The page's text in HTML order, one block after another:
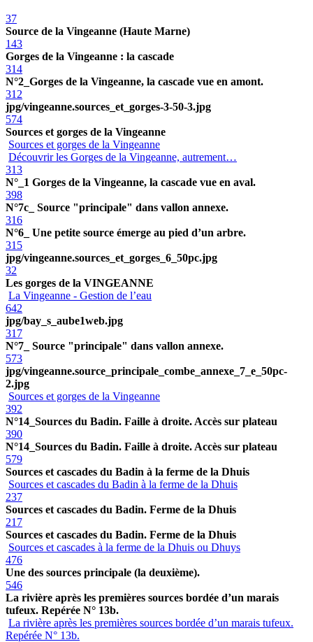
37
Source de la Vingeanne (Haute Marne)
143
Gorges de la Vingeanne : la cascade
314
N°2_Gorges de la Vingeanne, la cascade vue en amont.
312
jpg/vingeanne.sources_et_gorges-3-50-3.jpg
574
Sources et gorges de la Vingeanne
Sources et gorges de la Vingeanne
Découvrir les Gorges de la Vingeanne, autrement…
313
N°_1 Gorges de la Vingeanne, la cascade vue en aval.
398
N°7c_ Source "principale" dans vallon annexe.
316
N°6_ Une petite source émerge au pied d’un arbre.
315
jpg/vingeanne.sources_et_gorges_6_50pc.jpg
32
Les gorges de la VINGEANNE
La Vingeanne - Gestion de l’eau
642
jpg/bay_s_aube1web.jpg
317
N°7_ Source "principale" dans vallon annexe.
573
jpg/vingeanne.source_principale_combe_annexe_7_e_50pc-
2.jpg
Sources et gorges de la Vingeanne
392
N°14_Sources du Badin. Faille à droite. Accès sur plateau
390
N°14_Sources du Badin. Faille à droite. Accès sur plateau
579
Sources et cascades du Badin à la ferme de la Dhuis
Sources et cascades du Badin à la ferme de la Dhuis
237
Sources et cascades du Badin. Ferme de la Dhuis
217
Sources et cascades du Badin. Ferme de la Dhuis
Sources et cascades à la ferme de la Dhuis ou Dhuys
476
Une des sources principale (la deuxième).
546
La rivière après les premières sources bordée d’un marais
tufeux. Repérée N° 13b.
La rivière après les premières sources bordée d’un marais tufeux.
Repérée N° 13b.